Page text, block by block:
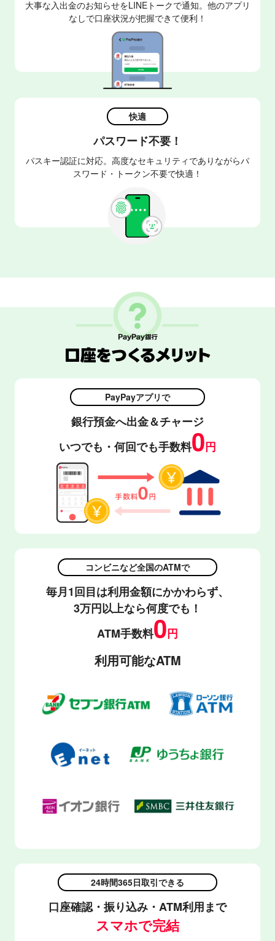
大事な入出金のお知らせをLINEトークで通知。 他のアプリ
なしで口座状況が把握できて便利！
快適
パスワード不要！
パスキー認証に対応。高度なセキュリティでありながらパ
スワード・トークン不要で快適！
PayPayアプリで
銀行預金へ出金＆チャージ
いつでも・何回でも手数料0円
コンビニなど全国のATMで
毎月1回目は利用金額にかかわらず、
3万円以上なら何度でも！
ATM手数料0円
利用可能なATM
24時間365日取引できる
口座確認・振り込み・ATM利用まで
スマホで完結